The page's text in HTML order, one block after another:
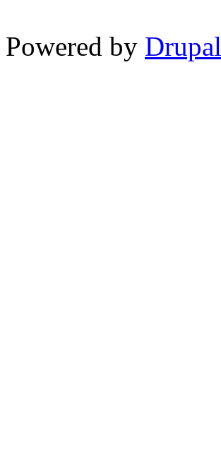
Powered by Drupal